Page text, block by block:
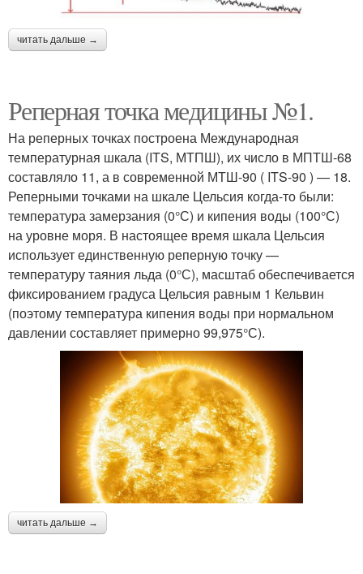
читать дальше →
Реперная точка медицины №1.
На реперных точках построена Международная
температурная шкала (ITS, МТПШ), их число в МПТШ-68
составляло 11, а в современной МТШ-90 ( ITS-90 ) — 18.
Реперными точками на шкале Цельсия когда-то были:
температура замерзания (0°С) и кипения воды (100°С)
на уровне моря. В настоящее время шкала Цельсия
использует единственную реперную точку —
температуру таяния льда (0°С), масштаб обеспечивается
фиксированием градуса Цельсия равным 1 Кельвин
(поэтому температура кипения воды при нормальном
давлении составляет примерно 99,975°С).
читать дальше →